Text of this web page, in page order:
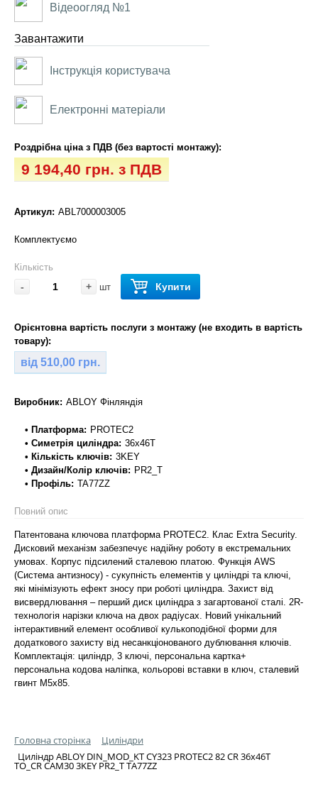
Відеоогляд №1
Завантажити
Інструкція користувача
Електронні матеріали
Роздрібна ціна з ПДВ (без вартості монтажу):
9 194,40 грн. з ПДВ
Артикул: ABL7000003005
Комплектуємо
Кількість
- + шт Купити
Орієнтовна вартість послуги з монтажу (не входить в вартість
товару):
від 510,00 грн.
Виробник: ABLOY Фінляндія
• Платформа: PROTEC2
• Симетрія циліндра: 36x46T
• Кількість ключів: 3KEY
• Дизайн/Колір ключів: PR2_T
• Профіль: TA77ZZ
Повний опис
Патентована ключова платформа PROTEC2. Клас Extra Security.
Дисковий механізм забезпечує надійну роботу в екстремальних
умовах. Корпус підсилений сталевою платою. Функція AWS
(Система антизносу) - сукупність елементів у циліндрі та ключі,
які мінімізують ефект зносу при роботі циліндра. Захист від
висвердлювання – перший диск циліндра з загартованої сталі. 2R-
технологія нарізки ключа на двох радіусах. Новий унікальний
інтерактивний елемент особливої кулькоподібної форми для
додаткового захисту від несанкціонованого дублювання ключів.
Комплектація: циліндр, 3 ключі, персональна картка+
персональна кодова наліпка, кольорові вставки в ключ, сталевий
гвинт М5х85.
Головна сторінка
Циліндри
Циліндр ABLOY DIN_MOD_KT CY323 PROTEC2 82 CR 36x46T
TO_CR CAM30 3KEY PR2_T TA77ZZ